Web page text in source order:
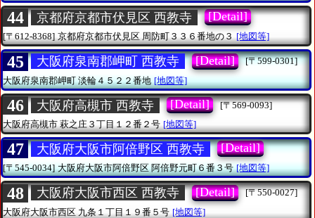
44 京都府京都市伏見区 西教寺 [Detail]
[〒612-8368] 京都府京都市伏見区周防町３３６番地の３ [地図等]
45 大阪府泉南郡岬町 西教寺 [Detail]
[〒599-0301]
大阪府泉南郡岬町淡輪４５２２番地 [地図等]
46 大阪府高槻市 西教寺 [Detail]
[〒569-0093]
大阪府高槻市萩之庄３丁目１２番２号 [地図等]
47 大阪府大阪市阿倍野区 西教寺 [Detail]
[〒545-0034] 大阪府大阪市阿倍野区阿倍野元町６番３号 [地図等]
48 大阪府大阪市西区 西教寺 [Detail]
[〒550-0027]
大阪府大阪市西区 九条１丁目１９番５号 [地図等]